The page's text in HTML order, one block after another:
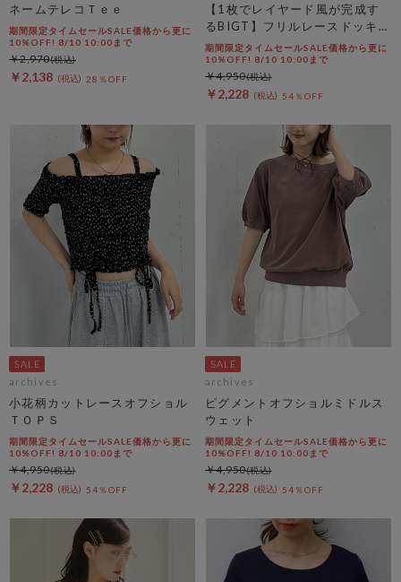
ネームテレコＴｅｅ
期間限定タイムセールSALE価格から更に
10%OFF! 8/10 10:00まで
￥2,138 28％OFF
￥2,970
【1枚でレイヤード風が完成す
るBIGT】フリルレースドッキン
グＢＩＧＴＥＥ
期間限定タイムセールSALE価格から更に
10%OFF! 8/10 10:00まで
￥2,228 54％OFF
￥4,950
archives
小花柄カットレースオフショル
ＴＯＰＳ
期間限定タイムセールSALE価格から更に
10%OFF! 8/10 10:00まで
￥2,228 54％OFF
￥4,950
archives
ピグメントオフショルミドルス
ウェット
期間限定タイムセールSALE価格から更に
10%OFF! 8/10 10:00まで
￥2,228 54％OFF
￥4,950